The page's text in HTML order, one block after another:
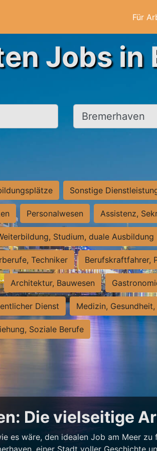
Für
Jobs in
Ort, Stadt
Sonstige
Personalwesen Assistenz,
Studium, duale Ausbildung
Techniker Berufskraftfahrer,
Architektur, Bauwesen
Dienst Medizin,
Soziale Berufe
Die vielseitige
es wäre, den idealen Job am Meer